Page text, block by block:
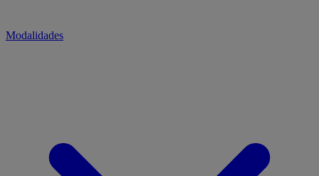
Modalidades